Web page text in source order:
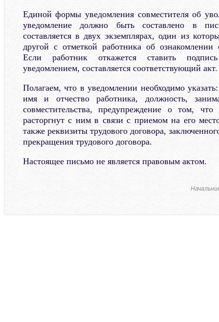
Единой формы уведомления совместителя об
уведомление должно быть составлено в
составляется в двух экземплярах, один из
другой с отметкой работника об ознакомлении
Если работник откажется ставить
уведомлением, составляется соответствующий акт.
Полагаем, что в уведомлении необходимо
имя и отчество работника, должность,
совместительства, предупреждение о том, что
расторгнут с ним в связи с приемом на его
также реквизиты трудового договора,
прекращения трудового договора.
Настоящее письмо не является правовым актом.